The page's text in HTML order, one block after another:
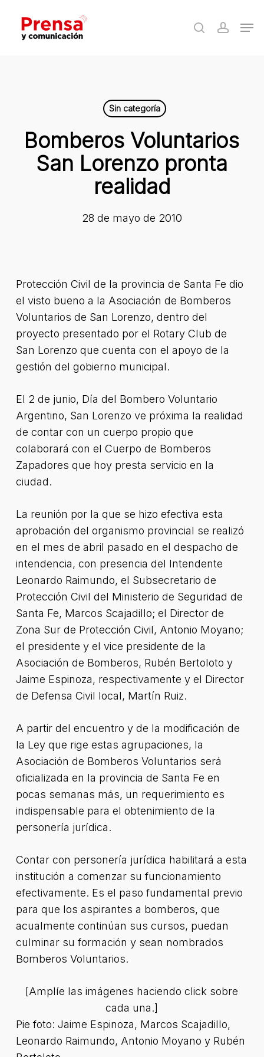
main
search
Sin categoría
Bomberos Voluntarios
San Lorenzo pronta
realidad
28 de mayo de 2010
Protección Civil de la provincia de Santa Fe dio
el visto bueno a la Asociación de Bomberos
Voluntarios de San Lorenzo, dentro del
proyecto presentado por el Rotary Club de
San Lorenzo que cuenta con el apoyo de la
gestión del gobierno municipal.
El 2 de junio, Día del Bombero Voluntario
Argentino, San Lorenzo ve próxima la realidad
de contar con un cuerpo propio que
colaborará con el Cuerpo de Bomberos
Zapadores que hoy presta servicio en la
ciudad.
La reunión por la que se hizo efectiva esta
aprobación del organismo provincial se realizó
en el mes de abril pasado en el despacho de
intendencia, con presencia del Intendente
Leonardo Raimundo, el Subsecretario de
Protección Civil del Ministerio de Seguridad de
Santa Fe, Marcos Scajadillo; el Director de
Zona Sur de Protección Civil, Antonio Moyano;
el presidente y el vice presidente de la
Asociación de Bomberos, Rubén Bertoloto y
Jaime Espinoza, respectivamente y el Director
de Defensa Civil local, Martín Ruiz.
A partir del encuentro y de la modificación de
la Ley que rige estas agrupaciones, la
Asociación de Bomberos Voluntarios será
oficializada en la provincia de Santa Fe en
pocas semanas más, un requerimiento es
indispensable para el obtenimiento de la
personería jurídica.
Contar con personería jurídica habilitará a esta
institución a comenzar su funcionamiento
efectivamente. Es el paso fundamental previo
para que los aspirantes a bomberos, que
acualmente continúan sus cursos, puedan
culminar su formación y sean nombrados
Bomberos Voluntarios.
[Amplíe las imágenes haciendo click sobre
cada una.]
Pie foto: Jaime Espinoza, Marcos Scajadillo,
Leonardo Raimundo, Antonio Moyano y Rubén